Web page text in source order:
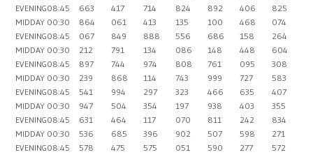
EVENING08:45 663 417 714 824 892 406
825
MIDDAY 00:30 864 061 413 135 100 468
074
EVENING08:45 067 849 888 556 686 158
264
MIDDAY 00:30 212 791 134 086 148 448
604
EVENING08:45 897 744 974 808 761 095
308
MIDDAY 00:30 239 868 114 743 999 727
583
EVENING08:45 541 994 297 323 466 635
407
MIDDAY 00:30 947 504 354 197 938 403
355
EVENING08:45 631 464 117 070 811 242
834
MIDDAY 00:30 536 685 396 902 507 598
271
EVENING08:45 578 475 575 051 590 277
572